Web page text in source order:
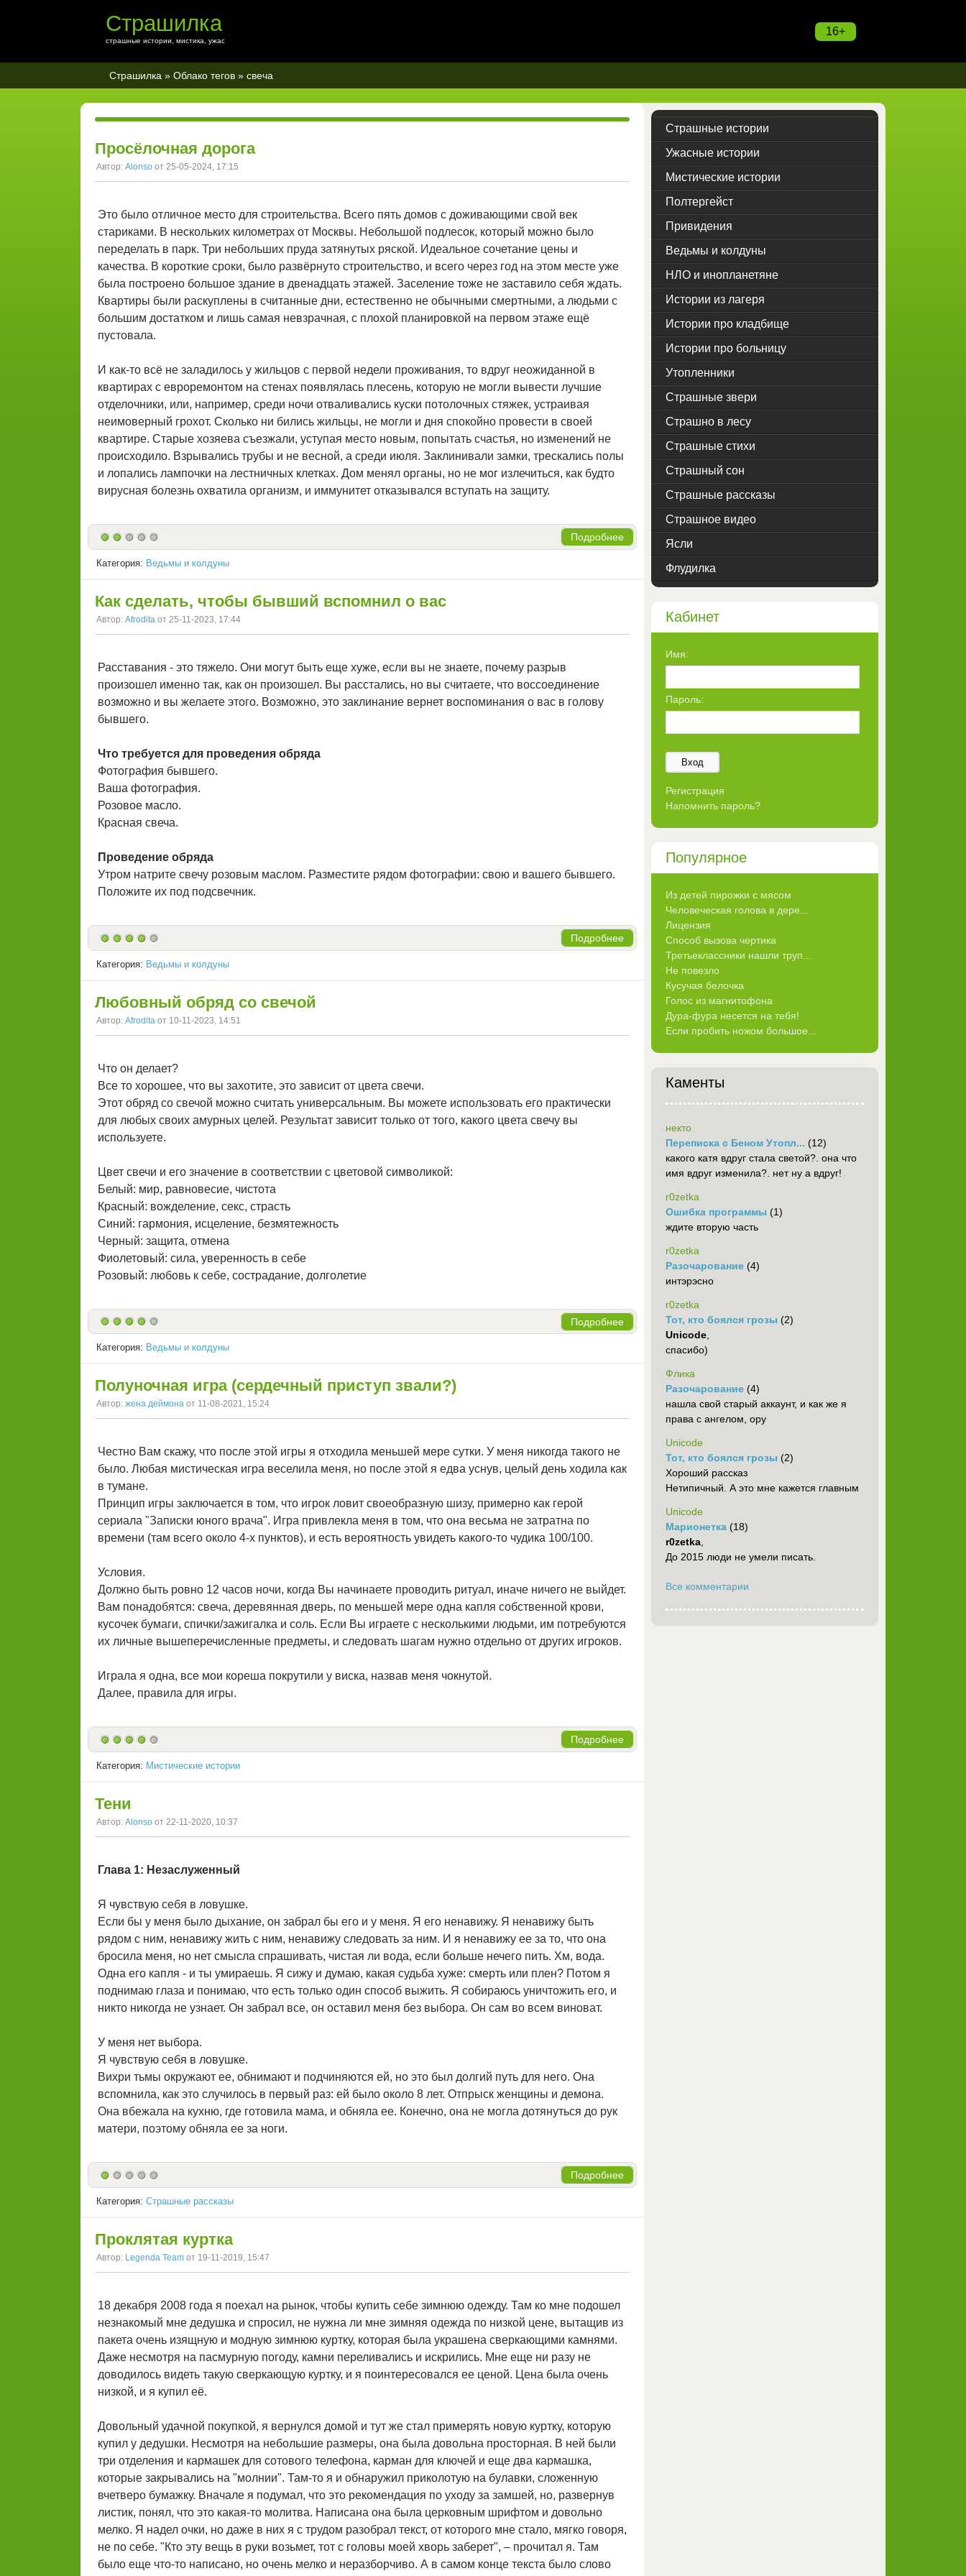
16+
Страшилка
страшные истории, мистика, ужас
Страшилка » Облако тегов » свеча
Просёлочная дорога
Автор: Alonso от 25-05-2024, 17:15
Это было отличное место для строительства. Всего пять домов с доживающими свой век
стариками. В нескольких километрах от Москвы. Небольшой подлесок, который можно было
переделать в парк. Три небольших пруда затянутых ряской. Идеальное сочетание цены и
качества. В короткие сроки, было развёрнуто строительство, и всего через год на этом месте уже
была построено большое здание в двенадцать этажей. Заселение тоже не заставило себя ждать.
Квартиры были раскуплены в считанные дни, естественно не обычными смертными, а людьми с
большим достатком и лишь самая невзрачная, с плохой планировкой на первом этаже ещё
пустовала.
И как-то всё не заладилось у жильцов с первой недели проживания, то вдруг неожиданной в
квартирах с евроремонтом на стенах появлялась плесень, которую не могли вывести лучшие
отделочники, или, например, среди ночи отваливались куски потолочных стяжек, устраивая
неимоверный грохот. Сколько ни бились жильцы, не могли и дня спокойно провести в своей
квартире. Старые хозяева съезжали, уступая место новым, попытать счастья, но изменений не
происходило. Взрывались трубы и не весной, а среди июля. Заклинивали замки, трескались полы
и лопались лампочки на лестничных клетках. Дом менял органы, но не мог излечиться, как будто
вирусная болезнь охватила организм, и иммунитет отказывался вступать на защиту.
Подробнее
Категория: Ведьмы и колдуны
Как сделать, чтобы бывший вспомнил о вас
Автор: Afrodita от 25-11-2023, 17:44
Расставания - это тяжело. Они могут быть еще хуже, если вы не знаете, почему разрыв
произошел именно так, как он произошел. Вы расстались, но вы считаете, что воссоединение
возможно и вы желаете этого. Возможно, это заклинание вернет воспоминания о вас в голову
бывшего.
Что требуется для проведения обряда
Фотография бывшего.
Ваша фотография.
Розовое масло.
Красная свеча.
Проведение обряда
Утром натрите свечу розовым маслом. Разместите рядом фотографии: свою и вашего бывшего.
Положите их под подсвечник.
Подробнее
Категория: Ведьмы и колдуны
Любовный обряд со свечой
Автор: Afrodita от 10-11-2023, 14:51
Что он делает?
Все то хорошее, что вы захотите, это зависит от цвета свечи.
Этот обряд со свечой можно считать универсальным. Вы можете использовать его практически
для любых своих амурных целей. Результат зависит только от того, какого цвета свечу вы
используете.
Цвет свечи и его значение в соответствии с цветовой символикой:
Белый: мир, равновесие, чистота
Красный: вожделение, секс, страсть
Синий: гармония, исцеление, безмятежность
Черный: защита, отмена
Фиолетовый: сила, уверенность в себе
Розовый: любовь к себе, сострадание, долголетие
Подробнее
Категория: Ведьмы и колдуны
Полуночная игра (сердечный приступ звали?)
Автор: жена деймона от 11-08-2021, 15:24
Честно Вам скажу, что после этой игры я отходила меньшей мере сутки. У меня никогда такого не
было. Любая мистическая игра веселила меня, но после этой я едва уснув, целый день ходила как
в тумане.
Принцип игры заключается в том, что игрок ловит своеобразную шизу, примерно как герой
сериала "Записки юного врача". Игра привлекла меня в том, что она весьма не затратна по
времени (там всего около 4-х пунктов), и есть вероятность увидеть какого-то чудика 100/100.
Условия.
Должно быть ровно 12 часов ночи, когда Вы начинаете проводить ритуал, иначе ничего не выйдет.
Вам понадобятся: свеча, деревянная дверь, по меньшей мере одна капля собственной крови,
кусочек бумаги, спички/зажигалка и соль. Если Вы играете с несколькими людьми, им потребуются
их личные вышеперечисленные предметы, и следовать шагам нужно отдельно от других игроков.
Играла я одна, все мои кореша покрутили у виска, назвав меня чокнутой.
Далее, правила для игры.
Подробнее
Категория: Мистические истории
Тени
Автор: Alonso от 22-11-2020, 10:37
Глава 1: Незаслуженный
Я чувствую себя в ловушке.
Если бы у меня было дыхание, он забрал бы его и у меня. Я его ненавижу. Я ненавижу быть
рядом с ним, ненавижу жить с ним, ненавижу следовать за ним. И я ненавижу ее за то, что она
бросила меня, но нет смысла спрашивать, чистая ли вода, если больше нечего пить. Хм, вода.
Одна его капля - и ты умираешь. Я сижу и думаю, какая судьба хуже: смерть или плен? Потом я
поднимаю глаза и понимаю, что есть только один способ выжить. Я собираюсь уничтожить его, и
никто никогда не узнает. Он забрал все, он оставил меня без выбора. Он сам во всем виноват.
У меня нет выбора.
Я чувствую себя в ловушке.
Вихри тьмы окружают ее, обнимают и подчиняются ей, но это был долгий путь для него. Она
вспомнила, как это случилось в первый раз: ей было около 8 лет. Отпрыск женщины и демона.
Она вбежала на кухню, где готовила мама, и обняла ее. Конечно, она не могла дотянуться до рук
матери, поэтому обняла ее за ноги.
Подробнее
Категория: Страшные рассказы
Проклятая куртка
Автор: Legenda Team от 19-11-2019, 15:47
18 декабря 2008 года я поехал на рынок, чтобы купить себе зимнюю одежду. Там ко мне подошел
незнакомый мне дедушка и спросил, не нужна ли мне зимняя одежда по низкой цене, вытащив из
пакета очень изящную и модную зимнюю куртку, которая была украшена сверкающими камнями.
Даже несмотря на пасмурную погоду, камни переливались и искрились. Мне еще ни разу не
доводилось видеть такую сверкающую куртку, и я поинтересовался ее ценой. Цена была очень
низкой, и я купил её.
Довольный удачной покупкой, я вернулся домой и тут же стал примерять новую куртку, которую
купил у дедушки. Несмотря на небольшие размеры, она была довольна просторная. В ней были
три отделения и кармашек для сотового телефона, карман для ключей и еще два кармашка,
которые закрывались на "молнии". Там-то я и обнаружил приколотую на булавки, сложенную
вчетверо бумажку. Вначале я подумал, что это рекомендация по уходу за замшей, но, развернув
листик, понял, что это какая-то молитва. Написана она была церковным шрифтом и довольно
мелко. Я надел очки, но даже в них я с трудом разобрал текст, от которого мне стало, мягко говоря,
не по себе. "Кто эту вещь в руки возьмет, тот с головы моей хворь заберет", – прочитал я. Там
было еще что-то написано, но очень мелко и неразборчиво. А в самом конце текста было слово
Страшные истории
Ужасные истории
Мистические истории
Полтергейст
Привидения
Ведьмы и колдуны
НЛО и инопланетяне
Истории из лагеря
Истории про кладбище
Истории про больницу
Утопленники
Страшные звери
Страшно в лесу
Страшные стихи
Страшный сон
Страшные рассказы
Страшное видео
Ясли
Флудилка
Кабинет
Имя:
Пароль:
Вход
Регистрация
Напомнить пароль?
Популярное
Из детей пирожки с мясом
Человеческая голова в дере...
Лицензия
Способ вызова чертика
Третьеклассники нашли труп...
Не повезло
Кусучая белочка
Голос из магнитофона
Дура-фура несется на тебя!
Если пробить ножом большое...
Каменты
некто
Переписка с Беном Утопл... (12)
какого катя вдруг стала светой?. она что
имя вдруг изменила?. нет ну а вдруг!
r0zetka
Ошибка программы (1)
ждите вторую часть
r0zetka
Разочарование (4)
интэрэсно
r0zetka
Тот, кто боялся грозы (2)
Unicode
спасибо)
Флика
Разочарование (4)
нашла свой старый аккаунт, и как же я
права с ангелом, ору
Unicode
Тот, кто боялся грозы (2)
Хороший рассказ
Нетипичный. А это мне кажется главным
Unicode
Марионетка (18)
r0zetka
До 2015 люди не умели писать.
Все комментарии